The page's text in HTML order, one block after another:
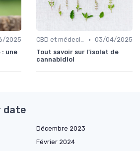
2025
: une
CBD et médecine • 03/04/2025
Tout savoir sur l'isolat de
cannabidiol
date
Décembre 2023
Février 2024